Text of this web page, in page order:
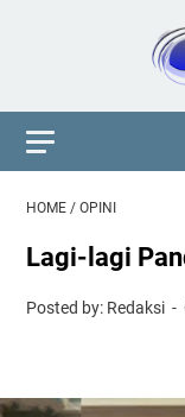
HOME / OPINI
Lagi-lagi
Posted by: Redaksi